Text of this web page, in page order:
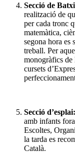
Secció de
realització de
per cada tronc
matemàtica,
segona hora es
treball. Per
monogràfics de
cursets
Secció d’esplai:
amb infants
Escoltes,
la tarda es
Català.